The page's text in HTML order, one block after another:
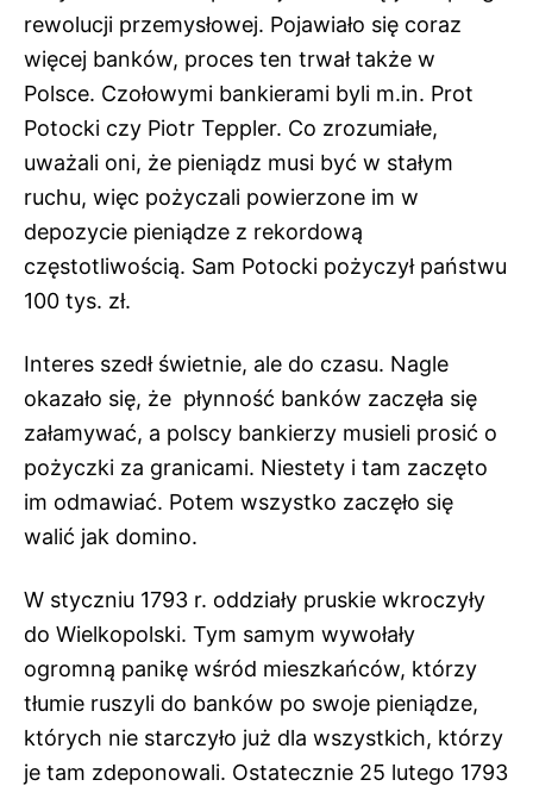
rewolucji przemysłowej. Pojawiało się coraz
więcej banków, proces ten trwał także w
Polsce. Czołowymi bankierami byli m.in. Prot
Potocki czy Piotr Teppler. Co zrozumiałe,
uważali oni, że pieniądz musi być w stałym
ruchu, więc pożyczali powierzone im w
depozycie pieniądze z rekordową
częstotliwością. Sam Potocki pożyczył państwu
100 tys. zł.
Interes szedł świetnie, ale do czasu. Nagle
okazało się, że płynność banków zaczęła się
załamywać, a polscy bankierzy musieli prosić o
pożyczki za granicami. Niestety i tam zaczęto
im odmawiać. Potem wszystko zaczęło się
walić jak domino.
W styczniu 1793 r. oddziały pruskie wkroczyły
do Wielkopolski. Tym samym wywołały
ogromną panikę wśród mieszkańców, którzy
tłumie ruszyli do banków po swoje pieniądze,
których nie starczyło już dla wszystkich, którzy
je tam zdeponowali. Ostatecznie 25 lutego 1793